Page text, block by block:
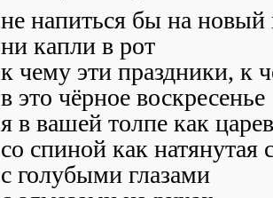
не напиться бы на новый
ни капли в рот
к чему эти праздники, к
в это чёрное воскресенье
я в вашей толпе как
со спиной как натянутая
с голубыми глазами